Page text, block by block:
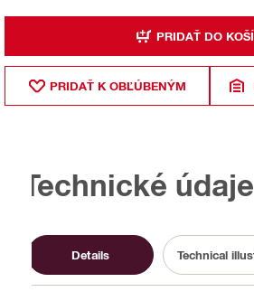
PRIDAŤ DO
PRIDAŤ K OBĽÚBENÝM
Technické údaje
Details Technical